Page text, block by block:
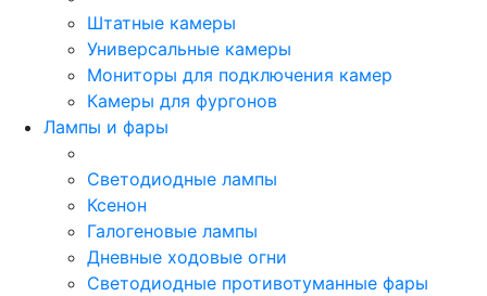
Штатные камеры
Универсальные камеры
Мониторы для подключения камер
Камеры для фургонов
Лампы и фары
Светодиодные лампы
Ксенон
Галогеновые лампы
Дневные ходовые огни
Светодиодные противотуманные фары